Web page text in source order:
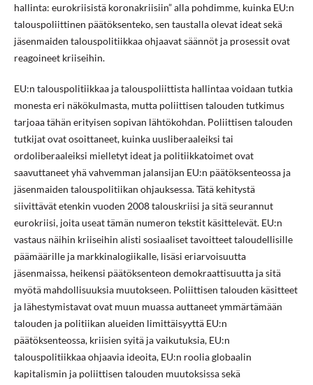
hallinta: eurokriisistä koronakriisiin” alla pohdimme, kuinka EU:n
talouspoliittinen päätöksenteko, sen taustalla olevat ideat sekä
jäsenmaiden talouspolitiikkaa ohjaavat säännöt ja prosessit ovat
reagoineet kriiseihin.
EU:n talouspolitiikkaa ja talouspoliittista hallintaa voidaan tutkia
monesta eri näkökulmasta, mutta poliittisen talouden tutkimus
tarjoaa tähän erityisen sopivan lähtökohdan. Poliittisen talouden
tutkijat ovat osoittaneet, kuinka uusliberaaleiksi tai
ordoliberaaleiksi mielletyt ideat ja politiikkatoimet ovat
saavuttaneet yhä vahvemman jalansijan EU:n päätöksenteossa ja
jäsenmaiden talouspolitiikan ohjauksessa. Tätä kehitystä
siivittävät etenkin vuoden 2008 talouskriisi ja sitä seurannut
eurokriisi, joita useat tämän numeron tekstit käsittelevät. EU:n
vastaus näihin kriiseihin alisti sosiaaliset tavoitteet taloudellisille
päämäärille ja markkinalogiikalle, lisäsi eriarvoisuutta
jäsenmaissa, heikensi päätöksenteon demokraattisuutta ja sitä
myötä mahdollisuuksia muutokseen. Poliittisen talouden käsitteet
ja lähestymistavat ovat muun muassa auttaneet ymmärtämään
talouden ja politiikan alueiden limittäisyyttä EU:n
päätöksenteossa, kriisien syitä ja vaikutuksia, EU:n
talouspolitiikkaa ohjaavia ideoita, EU:n roolia globaalin
kapitalismin ja poliittisen talouden muutoksissa sekä